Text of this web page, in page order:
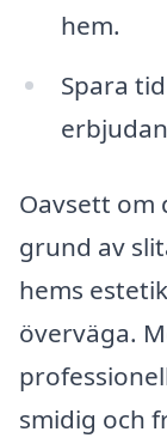
hem.
Spara
Oavsett om
grund av
hems
överväga.
smidig och